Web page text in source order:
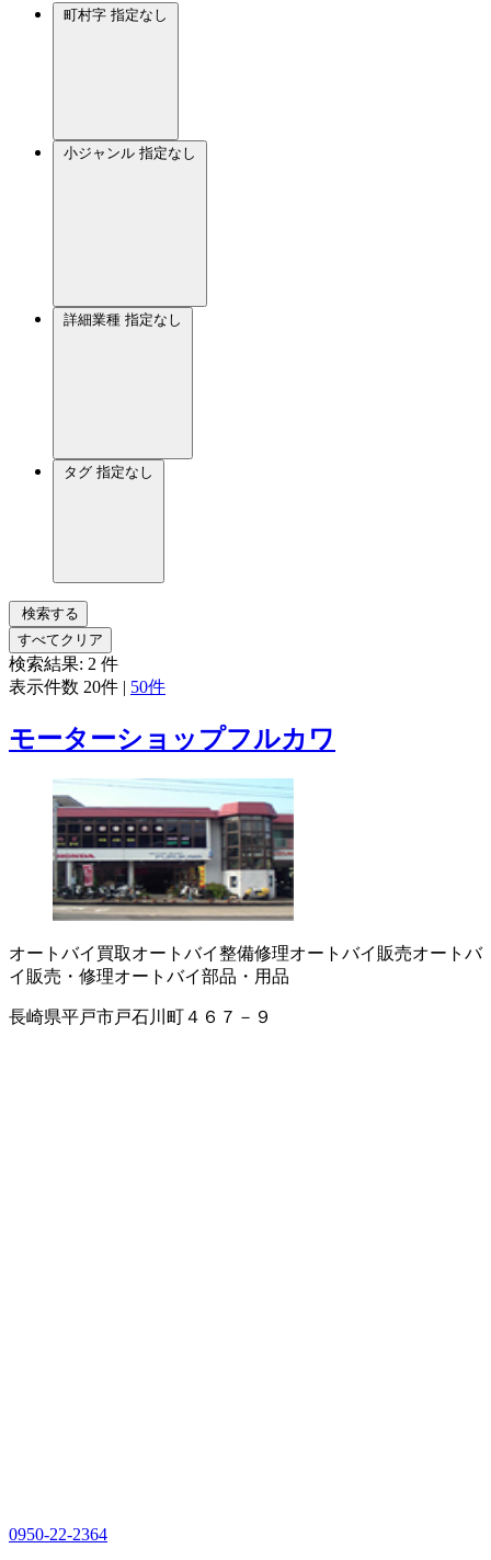
町村字 指定なし
小ジャンル 指定なし
詳細業種 指定なし
タグ 指定なし
検索する
すべてクリア
検索結果: 2 件
表示件数 20件 | 50件
モーターショップフルカワ
オートバイ買取オートバイ整備修理オートバイ販売オートバ
イ販売・修理オートバイ部品・用品
長崎県平戸市戸石川町４６７－９
0950-22-2364